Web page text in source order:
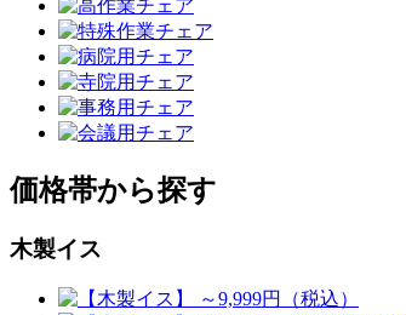
価格帯から探す
木製イス